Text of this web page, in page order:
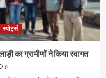
स्पोर्ट्स
का ग्रामीणों ने किया स्वागत
0